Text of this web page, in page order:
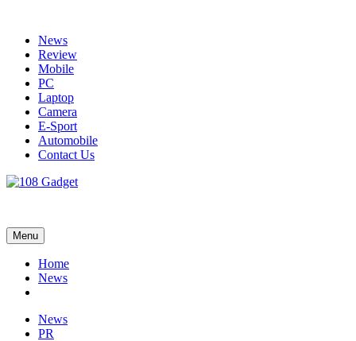
contentNews
Review
Mobile
PC
Laptop
Camera
E-Sport
Automobile
Contact Us
Menu
Home
News
News
PR